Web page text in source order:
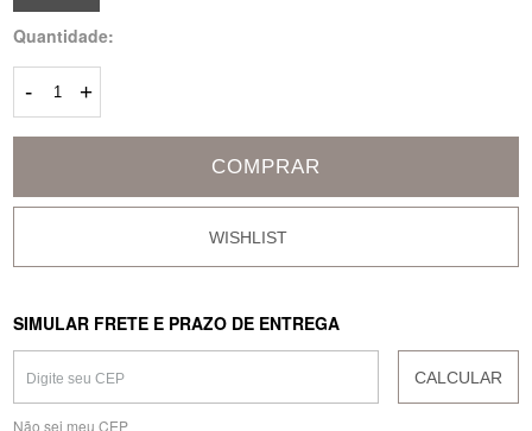
Quantidade:
- +
COMPRAR
SIMULAR FRETE E PRAZO DE ENTREGA
CALCULAR
Não sei meu CEP